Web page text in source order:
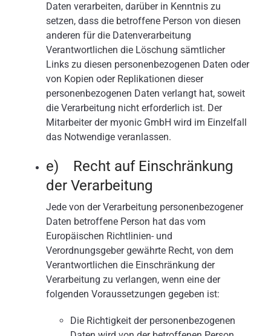
Daten verarbeiten, darüber in Kenntnis zu
setzen, dass die betroffene Person von diesen
anderen für die Datenverarbeitung
Verantwortlichen die Löschung sämtlicher
Links zu diesen personenbezogenen Daten oder
von Kopien oder Replikationen dieser
personenbezogenen Daten verlangt hat, soweit
die Verarbeitung nicht erforderlich ist. Der
Mitarbeiter der myonic GmbH wird im Einzelfall
das Notwendige veranlassen.
e) Recht auf Einschränkung
der Verarbeitung
Jede von der Verarbeitung personenbezogener
Daten betroffene Person hat das vom
Europäischen Richtlinien- und
Verordnungsgeber gewährte Recht, von dem
Verantwortlichen die Einschränkung der
Verarbeitung zu verlangen, wenn eine der
folgenden Voraussetzungen gegeben ist:
Die Richtigkeit der personenbezogenen